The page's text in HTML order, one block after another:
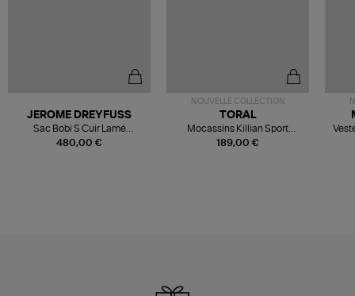
480,00 €
JEROME DREYFUSS
Sac Bobi S Cuir Lamé
Champagne
NOUVELLE COLLECTION
189,00 €
TORAL
Mocassins Killian Sport
Mousse